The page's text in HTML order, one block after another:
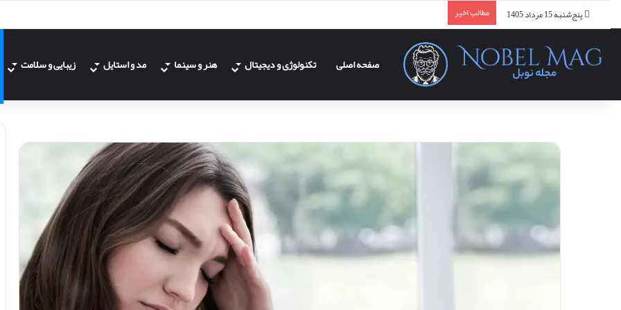
پنج‌شنبه 15 مرداد 1405 مطالب اخیر
صفحه اصلی تکنولوژی و دیجیتال هنر و سینما مد و استایل زیبایی و سلامت